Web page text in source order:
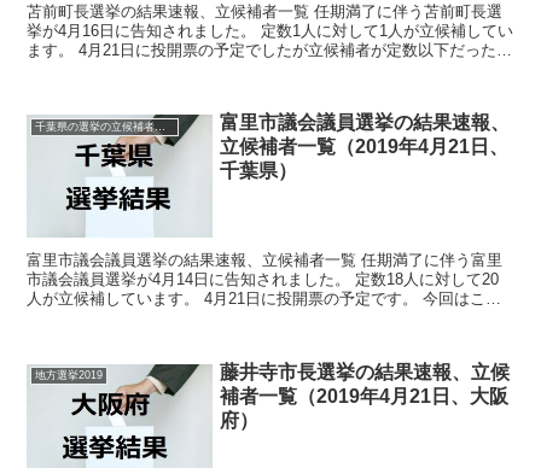
苫前町長選挙の結果速報、立候補者一覧 任期満了に伴う苫前町長選
挙が4月16日に告知されました。 定数1人に対して1人が立候補してい
ます。 4月21日に投開票の予定でしたが立候補者が定数以下だったの
千葉県の選挙の立候補者と結果速報一覧
富里市議会議員選挙の結果速報、
立候補者一覧（2019年4月21日、
千葉県）
富里市議会議員選挙の結果速報、立候補者一覧 任期満了に伴う富里
市議会議員選挙が4月14日に告知されました。 定数18人に対して20
人が立候補しています。 4月21日に投開票の予定です。 今回はこの
地方選挙2019
藤井寺市長選挙の結果速報、立候
補者一覧（2019年4月21日、大阪
府）